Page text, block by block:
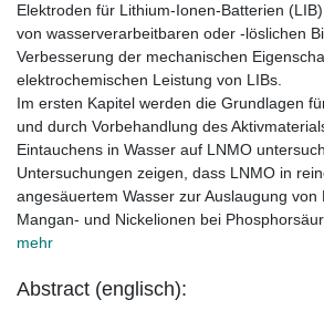
Elektroden für Lithium-Ionen-Batterien
von wasserverarbeitbaren oder -löslichen
Verbesserung der mechanischen
elektrochemischen Leistung von LIBs.
Im ersten Kapitel werden die Grundlagen
und durch Vorbehandlung des
Eintauchens in Wasser auf LNMO
Untersuchungen zeigen, dass LNMO in
angesäuertem Wasser zur Auslaugung von
Mangan- und Nickelionen bei
mehr
Abstract (englisch):